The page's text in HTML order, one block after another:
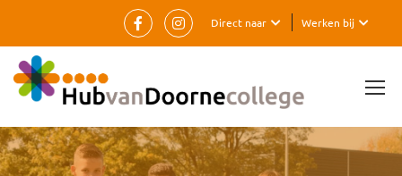
Werken bij
Direct naar